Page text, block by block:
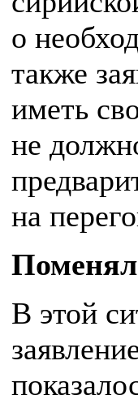
о
также
иметь
не
на
В этой